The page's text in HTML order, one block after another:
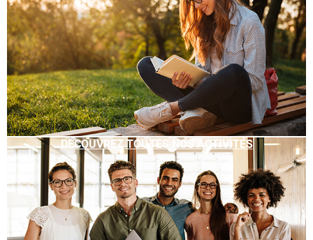
DÉCOUVREZ TOUTES NOS ACTIVITÉS